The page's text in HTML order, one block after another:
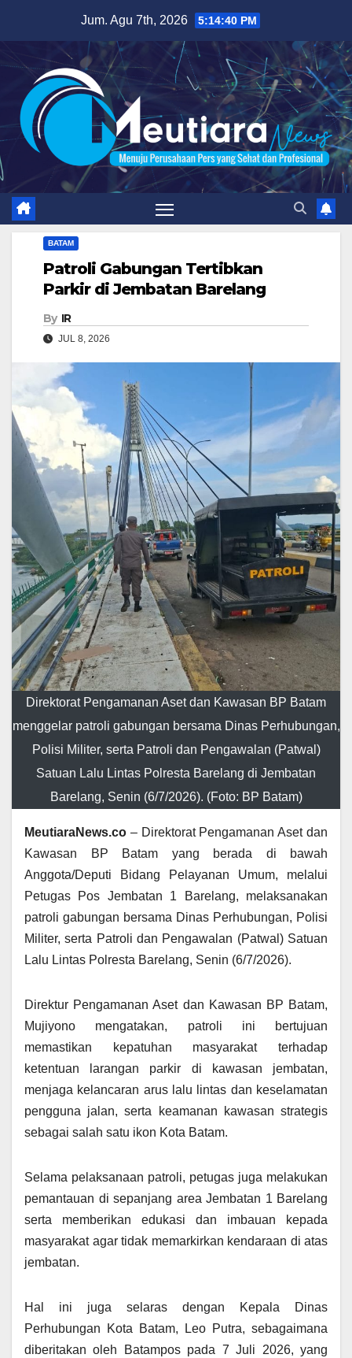
content
Jum. Agu 7th, 2026 5:14:41 PM
BATAM
Patroli Gabungan Tertibkan
Parkir di Jembatan Barelang
By IR
JUL 8, 2026
Direktorat Pengamanan Aset dan Kawasan BP Batam
menggelar patroli gabungan bersama Dinas Perhubungan,
Polisi Militer, serta Patroli dan Pengawalan (Patwal)
Satuan Lalu Lintas Polresta Barelang di Jembatan
Barelang, Senin (6/7/2026). (Foto: BP Batam)
MeutiaraNews.co – Direktorat Pengamanan Aset dan
Kawasan BP Batam yang berada di bawah
Anggota/Deputi Bidang Pelayanan Umum, melalui
Petugas Pos Jembatan 1 Barelang, melaksanakan
patroli gabungan bersama Dinas Perhubungan, Polisi
Militer, serta Patroli dan Pengawalan (Patwal) Satuan
Lalu Lintas Polresta Barelang, Senin (6/7/2026).
Direktur Pengamanan Aset dan Kawasan BP Batam,
Mujiyono mengatakan, patroli ini bertujuan
memastikan kepatuhan masyarakat terhadap
ketentuan larangan parkir di kawasan jembatan,
menjaga kelancaran arus lalu lintas dan keselamatan
pengguna jalan, serta keamanan kawasan strategis
sebagai salah satu ikon Kota Batam.
Selama pelaksanaan patroli, petugas juga melakukan
pemantauan di sepanjang area Jembatan 1 Barelang
serta memberikan edukasi dan imbauan kepada
masyarakat agar tidak memarkirkan kendaraan di atas
jembatan.
Hal ini juga selaras dengan Kepala Dinas
Perhubungan Kota Batam, Leo Putra, sebagaimana
diberitakan oleh Batampos pada 7 Juli 2026, yang